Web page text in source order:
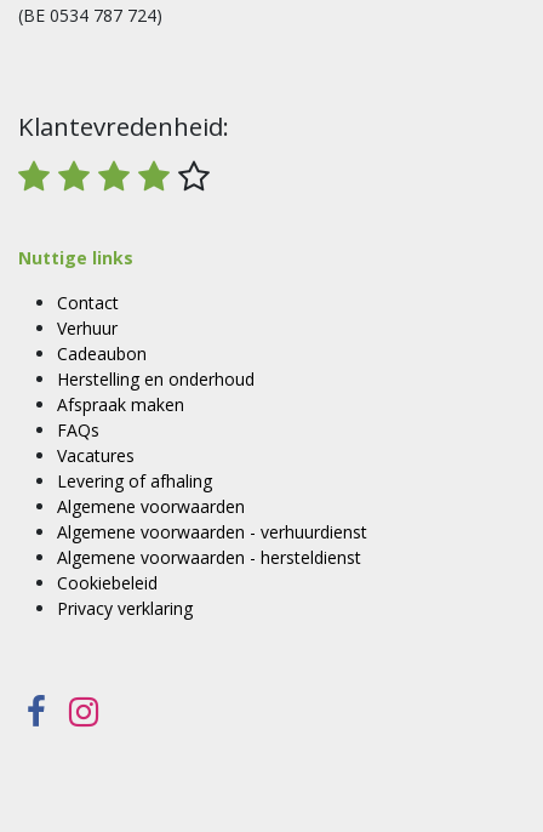
(BE 0534 787 724)
Klantevredenheid:
Nuttige links
Contact
Verhuur
Cadeaubon
Herstelling en onderhoud
Afspraak maken
FAQs
Vacatures
Levering of afhaling
Algemene voorwaarden
Algemene voorwaarden - verhuurdienst
Algemene voorwaarden - hersteldienst
Cookiebeleid
Privacy verklaring